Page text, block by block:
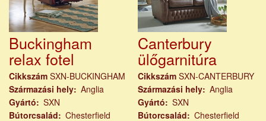
Buckingham
relax fotel
Cikkszám SXN-BUCKINGHAM
Származási hely Anglia
Gyártó
SXN
Bútorcsalád
Chesterfield
Canterbury
ülőgarnitúra
Cikkszám SXN-CANTERBURY
Származási hely
Anglia
Gyártó
SXN
Bútorcsalád
Chesterfield